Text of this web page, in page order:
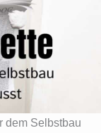
dem Selbstbau